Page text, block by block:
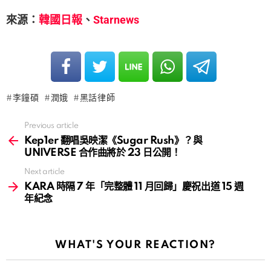
來源： 韓國日報 、 Starnews
李鐘碩 潤娥 黑話律師
more
Previous article
Kep1er 翻唱吳映潔《Sugar Rush》？與
UNIVERSE 合作曲將於 23 日公開！
Next article
KARA 時隔 7 年「完整體 11 月回歸」慶祝出道 15 週
年紀念
WHAT'S YOUR REACTION?